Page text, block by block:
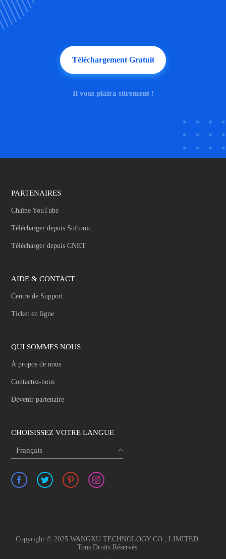
Téléchargement Gratuit
Il vous plaira sûrement !
PARTENAIRES
Chaîne YouTube
Télécharger depuis Softonic
Télécharger depuis CNET
AIDE & CONTACT
Centre de Support
Ticket en ligne
QUI SOMMES NOUS
À propos de nous
Contactez-nous
Devenir partenaire
CHOISISSEZ VOTRE LANGUE
Français
Copyright © 2025 WANGXU TECHNOLOGY CO., LIMITED.
Tous Droits Réservés.